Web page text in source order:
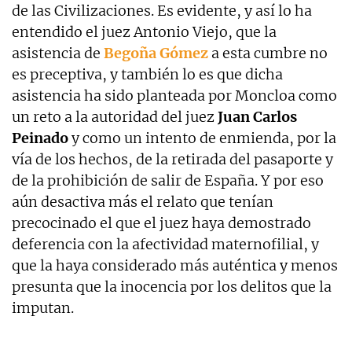
de las Civilizaciones. Es evidente, y así lo ha
entendido el juez Antonio Viejo, que la
asistencia de Begoña Gómez a esta cumbre no
es preceptiva, y también lo es que dicha
asistencia ha sido planteada por Moncloa como
un reto a la autoridad del juezJuan Carlos
Peinadoy como un intento de enmienda, por la
vía de los hechos, de la retirada del pasaporte y
de la prohibición de salir de España. Y por eso
aún desactiva más el relato que tenían
precocinado el que el juez haya demostrado
deferencia con la afectividad maternofilial, y
que la haya considerado más auténtica y menos
presunta que la inocencia por los delitos que la
imputan.